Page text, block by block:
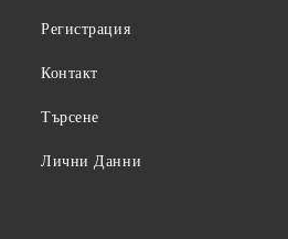
Регистрация
Контакт
Търсене
Лични Данни